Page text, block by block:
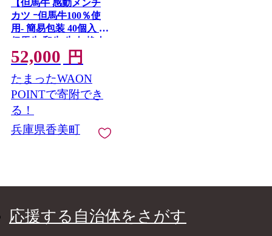
【但馬牛 感動メンチ
カツ ｰ但馬牛100％使
用- 簡易包装 40個入 】
但馬牛 和牛 牛肉 挽肉
ひき肉 小分け メンチ
カツ 時短 惣菜 おかず
弁当 お惣菜 夕飯 晩御
飯 料理 最高級 冷凍 冷
凍食品 フライ 揚げ物
大人気 おすすめ 兵庫
県 上田畜産 香美町 小
52,000 円
たまったWAON
POINTで寄附でき
る！
兵庫県香美町
応援する自治体をさがす